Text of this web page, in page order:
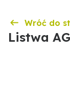
Wróć do
Listwa